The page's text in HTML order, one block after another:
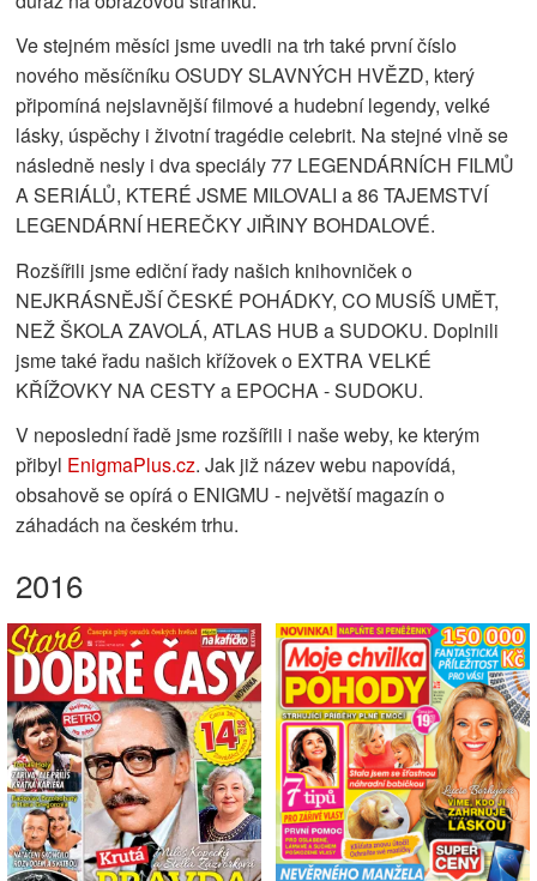
Ve stejném měsíci jsme uvedli na trh také první číslo
nového měsíčníku OSUDY SLAVNÝCH HVĚZD, který
připomíná nejslavnější filmové a hudební legendy, velké
lásky, úspěchy i životní tragédie celebrit. Na stejné vlně se
následně nesly i dva speciály 77 LEGENDÁRNÍCH FILMŮ
A SERIÁLŮ, KTERÉ JSME MILOVALI a 86 TAJEMSTVÍ
LEGENDÁRNÍ HEREČKY JIŘINY BOHDALOVÉ.
Rozšířili jsme ediční řady našich knihovniček o
NEJKRÁSNĚJŠÍ ČESKÉ POHÁDKY, CO MUSÍŠ UMĚT,
NEŽ ŠKOLA ZAVOLÁ, ATLAS HUB a SUDOKU. Doplnili
jsme také řadu našich křížovek o EXTRA VELKÉ
KŘÍŽOVKY NA CESTY a EPOCHA - SUDOKU.
V neposlední řadě jsme rozšířili i naše weby, ke kterým
přibyl EnigmaPlus.cz. Jak již název webu napovídá,
obsahově se opírá o ENIGMU - největší magazín o
záhadách na českém trhu.
2016